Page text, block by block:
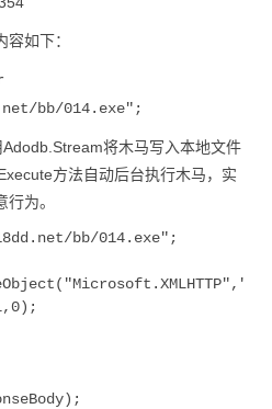
如下：
bb/014.exe";
将木马写入本地文件
方法自动后台执行木马，实
为。
bb/014.exe";